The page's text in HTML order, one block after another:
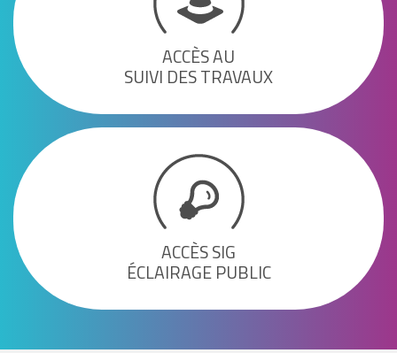
ACCÈS AU
SUIVI DES TRAVAUX
ACCÈS SIG
ÉCLAIRAGE PUBLIC